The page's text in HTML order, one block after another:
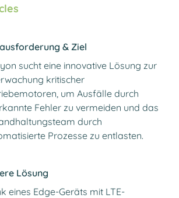
& Ziel
sucht eine innovative Lösung zur
kritischer
um Ausfälle durch
Fehler zu vermeiden und das
durch
Prozesse zu entlasten.
Lösung
eines Edge-Geräts mit LTE-